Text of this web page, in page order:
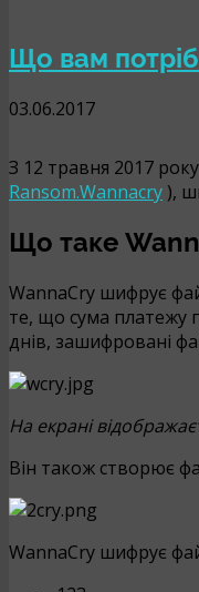
Що вам
03.06.2017
З 12 травня 2017
Ransom.Wannacry ),
Що таке
WannaCry шифрує
те, що сума платежу
днів, зашифровані
На екрані
Він також створює
WannaCry шифрує